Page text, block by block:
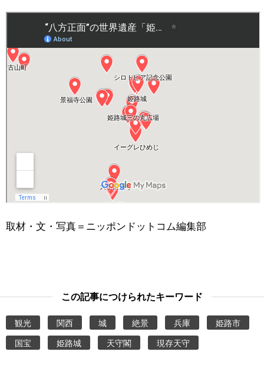
取材・文・写真＝ニッポンドットコム編集部
この記事につけられたキーワード
観光 関西 城 絶景 兵庫
姫路市
国宝
姫路城 天守閣 現存天守